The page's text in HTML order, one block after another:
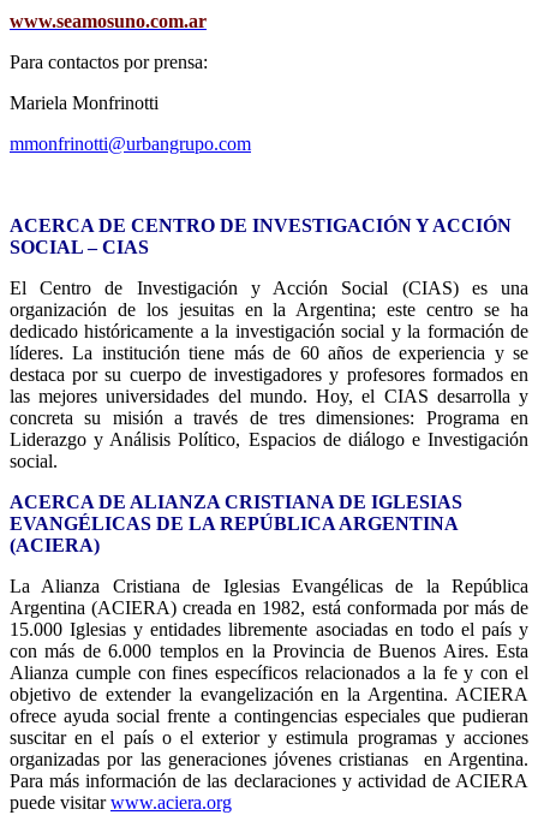
www.seamosuno.com.ar
Para contactos por prensa:
Mariela Monfrinotti
mmonfrinotti@urbangrupo.com
ACERCA DE CENTRO DE INVESTIGACIÓN Y ACCIÓN
SOCIAL – CIAS
El Centro de Investigación y Acción Social (CIAS) es una
organización de los jesuitas en la Argentina; este centro se ha
dedicado históricamente a la investigación social y la formación de
líderes. La institución tiene más de 60 años de experiencia y se
destaca por su cuerpo de investigadores y profesores formados en
las mejores universidades del mundo. Hoy, el CIAS desarrolla y
concreta su misión a través de tres dimensiones: Programa en
Liderazgo y Análisis Político, Espacios de diálogo e Investigación
social.
ACERCA DE ALIANZA CRISTIANA DE IGLESIAS
EVANGÉLICAS DE LA REPÚBLICA ARGENTINA
(ACIERA)
La Alianza Cristiana de Iglesias Evangélicas de la República
Argentina (ACIERA) creada en 1982, está conformada por más de
15.000 Iglesias y entidades libremente asociadas en todo el país y
con más de 6.000 templos en la Provincia de Buenos Aires. Esta
Alianza cumple con fines específicos relacionados a la fe y con el
objetivo de extender la evangelización en la Argentina. ACIERA
ofrece ayuda social frente a contingencias especiales que pudieran
suscitar en el país o el exterior y estimula programas y acciones
organizadas por las generaciones jóvenes cristianas en Argentina.
Para más información de las declaraciones y actividad de ACIERA
puede visitarwww.aciera.org